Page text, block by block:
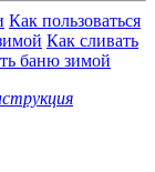
Как пользоваться
Как сливать
баню зимой